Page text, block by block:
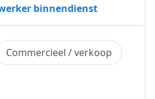
binnendienst
Commercieel / verkoop